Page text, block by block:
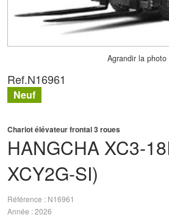
Agrandir la photo
HANGCHA XC3-
XCY2G-SI)
Chariot élévateur frontal 3 roues
Référence
N16961
Année 2026
Ref.N16961
Neuf